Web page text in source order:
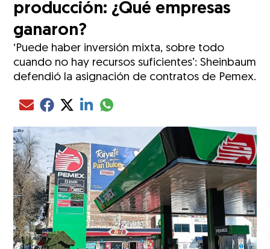
producción: ¿Qué empresas
ganaron?
‘Puede haber inversión mixta, sobre todo
cuando no hay recursos suficientes’: Sheinbaum
defendió la asignación de contratos de Pemex.
Compartir el artículo actual mediante Email
Compartir el artículo actual mediante Facebook
Compartir el artículo actual mediante Twitter
Compartir el artículo actual mediante LinkedIn
Compartir el artículo actual mediante